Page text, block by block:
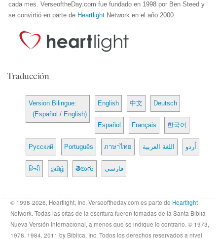
cada mes. VerseoftheDay.com fue fundado en 1998 por Ben Steed y
se convirtió en parte de Heartlight Network en el año 2000.
Traducción
Version Bilingue:
(Español / English)
English 中文 Deutsch
Español Français 한국어
Русский Português ภาษาไทย اللغة العربية اُردو
हिन्दी தமிழ் తెలుగు فارسی
© 1998-2026, Heartlight, Inc. Verseoftheday.com es parte de Heartlight
Network. Todas las citas de la escritura fueron tomadas de la Santa Biblia
Nueva Versión Internacional, a menos que se indique lo contrario. © 1973,
1978, 1984, 2011 by Biblica, Inc. Todos los derechos reservados a nivel